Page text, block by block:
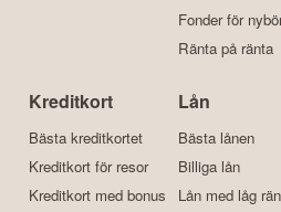
Fonder för
Ränta på ränta
Kreditkort
Bästa kreditkortet
Kreditkort för resor
Kreditkort med bonus
Lån
Bästa lånen
Billiga lån
Lån med låg